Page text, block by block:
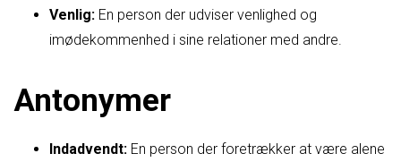
Venlig: En person der udviser venlighed og
imødekommenhed i sine relationer med andre.
Antonymer
Indadvendt: En person der foretrækker at være alene